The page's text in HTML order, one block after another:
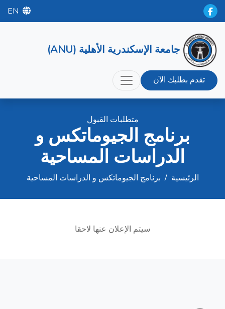
EN
جامعة الإسكندرية الأهلية (ANU)
تقدم بطلبك الآن
متطلبات القبول
برنامج الجيوماتكس و
الدراسات المساحية
الرئيسية / برنامج الجيوماتكس و الدراسات المساحية
سيتم الإعلان عنها لاحقا